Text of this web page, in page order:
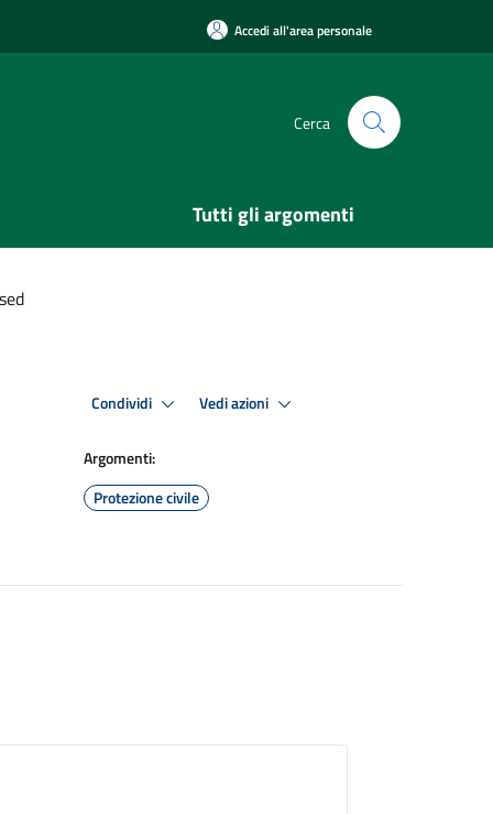
Accedi all'area personale
Cerca
Tutti gli argomenti
Condividi Vedi azioni
Argomenti:
Protezione civile